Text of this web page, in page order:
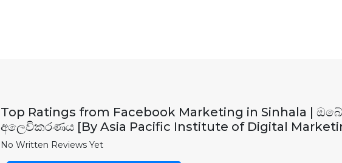
Top Ratings from Facebook Marketing in Sinhala |
අලෙවිකරණය [By Asia Pacific Institute of Digital
No Written Reviews Yet